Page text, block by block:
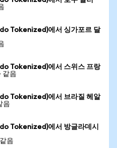
Tokenized)에서 싱가포르 달
Tokenized)에서 스위스 프랑
같음
Tokenized)에서 브라질 헤알
음
Tokenized)에서 방글라데시
음